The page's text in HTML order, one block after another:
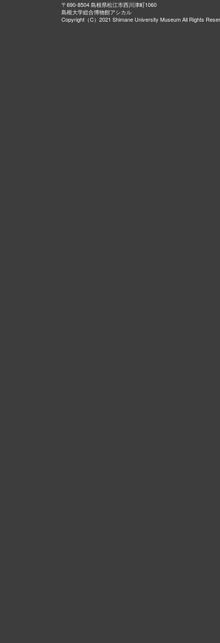
〒690-8504 島根県松江市西川津町1060
島根大学総合博物館アシカル
Copyright（C）2021 Shimane University Museum All Rights